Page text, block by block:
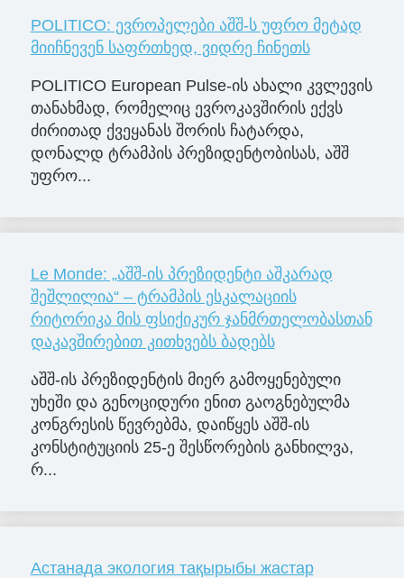
POLITICO: ევროპელები აშშ-ს უფრო მეტად
მიიჩნევენ საფრთხედ, ვიდრე ჩინეთს
POLITICO European Pulse-ის ახალი კვლევის
თანახმად, რომელიც ევროკავშირის ექვს
ძირითად ქვეყანას შორის ჩატარდა,
დონალდ ტრამპის პრეზიდენტობისას, აშშ
უფრო...
Le Monde: „აშშ-ის პრეზიდენტი აშკარად
შეშლილია“ – ტრამპის ესკალაციის
რიტორიკა მის ფსიქიკურ ჯანმრთელობასთან
დაკავშირებით კითხვებს ბადებს
აშშ-ის პრეზიდენტის მიერ გამოყენებული
უხეში და გენოციდური ენით გაოგნებულმა
კონგრესის წევრებმა, დაიწყეს აშშ-ის
კონსტიტუციის 25-ე შესწორების განხილვა,
რ...
Астанада экология тақырыбы жастар